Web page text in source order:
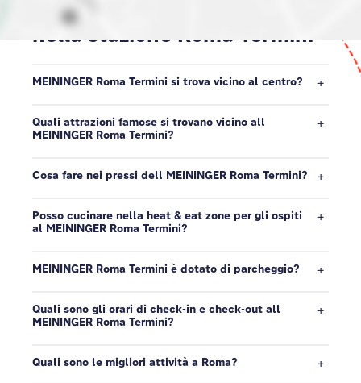
Scopri il nostro quartiere
nella stazione Roma Termini
MEININGER Roma Termini si trova vicino al centro?
Quali attrazioni famose si trovano vicino all
MEININGER Roma Termini?
Cosa fare nei pressi dell MEININGER Roma Termini?
Posso cucinare nella heat & eat zone per gli ospiti
al MEININGER Roma Termini?
MEININGER Roma Termini è dotato di parcheggio?
Quali sono gli orari di check-in e check-out all
MEININGER Roma Termini?
Quali sono le migliori attività a Roma?